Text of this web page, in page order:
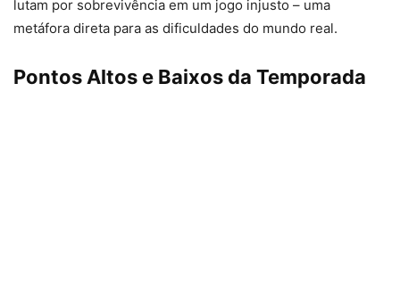
lutam por sobrevivência em um jogo injusto – uma
metáfora direta para as dificuldades do mundo real.
Pontos Altos e Baixos da Temporada